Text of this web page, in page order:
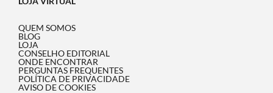
QUEM SOMOS
BLOG
LOJA
CONSELHO EDITORIAL
ONDE ENCONTRAR
PERGUNTAS FREQUENTES
POLÍTICA DE PRIVACIDADE
AVISO DE COOKIES